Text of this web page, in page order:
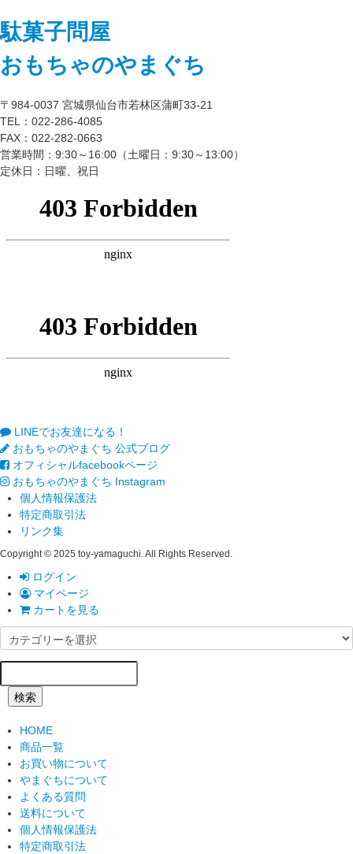
駄菓子問屋
おもちゃのやまぐち
〒984-0037 宮城県仙台市若林区蒲町33-21
TEL：022-286-4085
FAX：022-282-0663
営業時間：9:30～16:00（土曜日：9:30～13:00）
定休日：日曜、祝日
LINEでお友達になる！
おもちゃのやまぐち 公式ブログ
オフィシャルfacebookページ
おもちゃのやまぐち Instagram
個人情報保護法
特定商取引法
リンク集
Copyright © 2025 toy-yamaguchi. All Rights Reserved.
ログイン
マイページ
カートを見る
検索
HOME
商品一覧
お買い物について
やまぐちについて
よくある質問
送料について
個人情報保護法
特定商取引法